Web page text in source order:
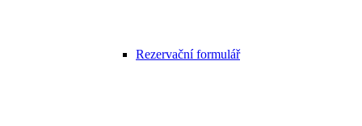
Rezervační formulář